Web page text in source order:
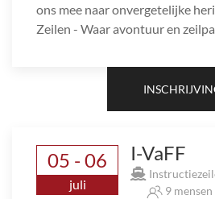
ons mee naar onvergetelijke
Zeilen - Waar avontuur en
05 - 06
juli
I-VaFF
9